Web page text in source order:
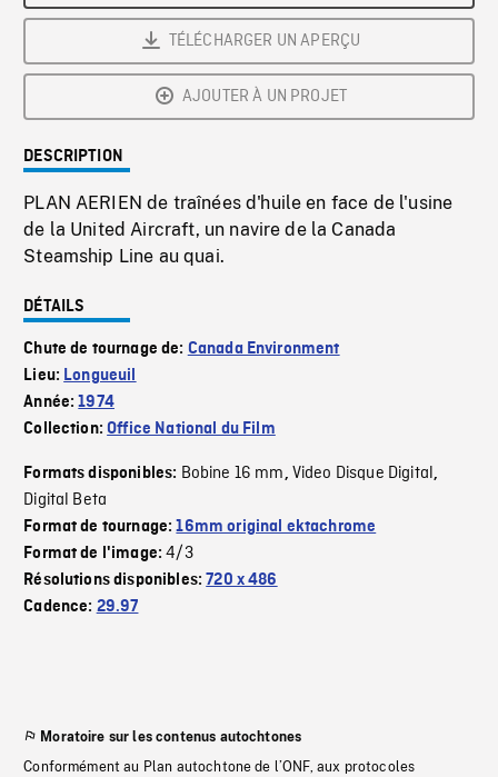
TÉLÉCHARGER UN APERÇU
AJOUTER À UN PROJET
DESCRIPTION
PLAN AERIEN de traînées d'huile en face de l'usine
de la United Aircraft, un navire de la Canada
Steamship Line au quai.
DÉTAILS
Chute de tournage de: Canada Environment
Lieu: Longueuil
Année:1974
Collection:Office National du Film
Formats disponibles: Bobine 16 mm, Video Disque Digital,
Digital Beta
Format de tournage:16mm original ektachrome
Format de l'image:4/3
Résolutions disponibles:720 x 486
Cadence: 29.97
Moratoire sur les contenus autochtones
Conformément au Plan autochtone de l’ONF, aux protocoles